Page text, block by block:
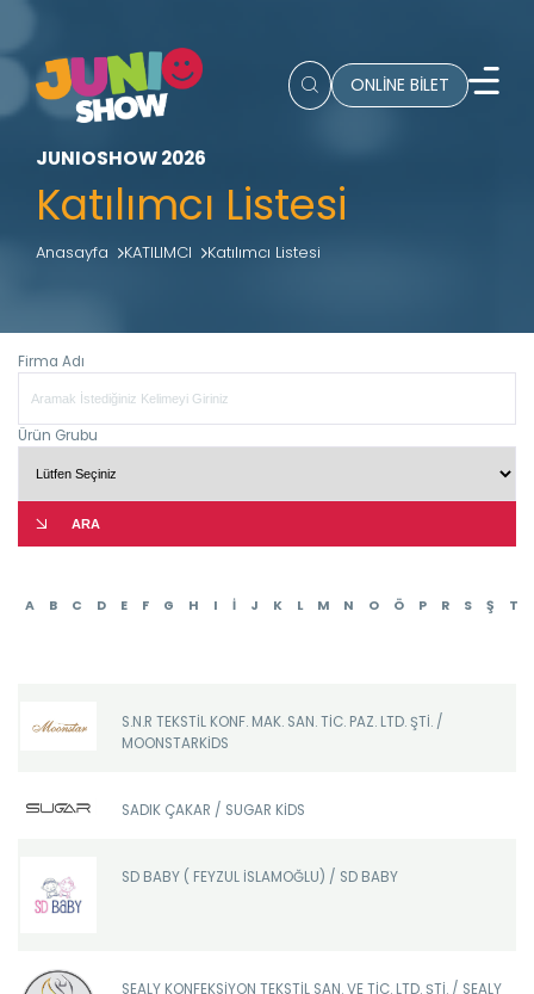
ONLİNE BİLET
JUNIOSHOW 2026
Katılımcı Listesi
Anasayfa KATILIMCI Katılımcı Listesi
Firma Adı
Ürün Grubu
ARA
A B C D E F G H I İ J K L M N O Ö P R S Ş T
S.N.R TEKSTİL KONF. MAK. SAN. TİC. PAZ. LTD. ŞTİ. /
MOONSTARKİDS
SADIK ÇAKAR / SUGAR KİDS
SD BABY ( FEYZUL İSLAMOĞLU) / SD BABY
SEALY KONFEKSİYON TEKSTİL SAN. VE TİC. LTD. ŞTİ. / SEALY